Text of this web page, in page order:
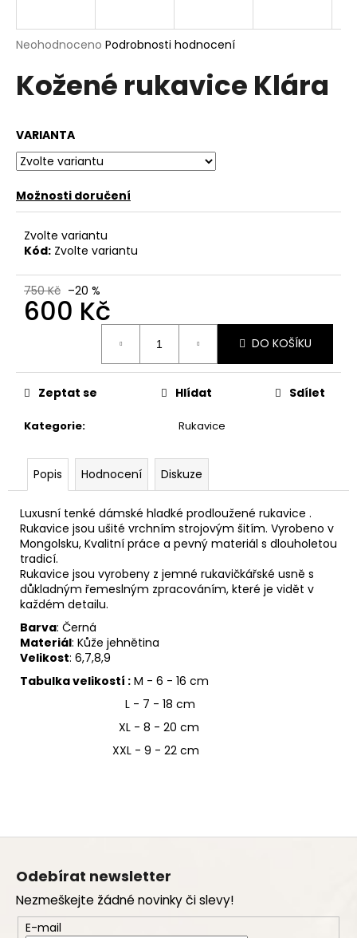
Průměrné
produktu
je
5
hvězdiček.
Neohodnoceno Podrobnosti hodnocení
Kožené rukavice Klára
VARIANTA
Možnosti doručení
Zvolte variantu
Kód: Zvolte variantu
750 Kč –20 %
600 Kč
DO KOŠÍKU
Kategorie: Rukavice
Zeptat se Hlídat Sdílet
Popis Hodnocení Diskuze
Luxusní tenké dámské hladké prodloužené rukavice .
Rukavice jsou ušité vrchním strojovým šitím. Vyrobeno v
Mongolsku, Kvalitní práce a pevný materiál s dlouholetou
tradicí.
Rukavice jsou vyrobeny z jemné rukavičkářské usně s
důkladným řemeslným zpracováním, které je vidět v
každém detailu.
Barva: Černá
Materiál: Kůže jehnětina
Velikost: 6,7,8,9
Tabulka velikostí : M - 6 - 16 cm
L - 7 - 18 cm
XL - 8 - 20 cm
XXL - 9 - 22 cm
j
t
?
D
o
p
o
u
m
Z
Odebírat newsletter
Nezmeškejte žádné novinky či slevy!
E-mail